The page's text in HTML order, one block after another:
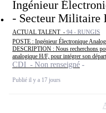
Ingénieur
- Secteur Militaire
ACTUAL TALENT - 94 - RUNGIS
POSTE : Ingénieur Électronique
DESCRIPTION : Nous recherchons
analogique H/F, pour intégrer son
CDI - Non renseigné
Publié il y a 17 jours